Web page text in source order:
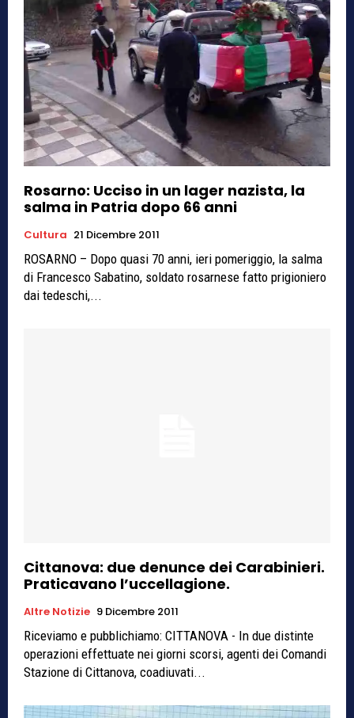
Rosarno: Ucciso in un lager nazista, la
salma in Patria dopo 66 anni
Cultura 21 Dicembre 2011
ROSARNO – Dopo quasi 70 anni, ieri pomeriggio, la salma
di Francesco Sabatino, soldato rosarnese fatto prigioniero
dai tedeschi,...
Cittanova: due denunce dei Carabinieri.
Praticavano l’uccellagione.
Altre Notizie 9 Dicembre 2011
Riceviamo e pubblichiamo: CITTANOVA - In due distinte
operazioni effettuate nei giorni scorsi, agenti dei Comandi
Stazione di Cittanova, coadiuvati...